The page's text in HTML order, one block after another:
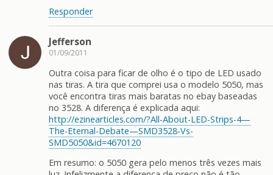
Responder
Jefferson
01/09/2011
Outra coisa para ficar de olho é o tipo de LED usado
nas tiras. A tira que comprei usa o modelo 5050, mas
você encontra tiras mais baratas no ebay baseadas
no 3528. A diferença é explicada aqui:
http://ezinearticles.com/?All-About-LED-Strips-4—
The-Eternal-Debate—SMD3528-Vs-
SMD5050&id=4670120
Em resumo: o 5050 gera pelo menos três vezes mais